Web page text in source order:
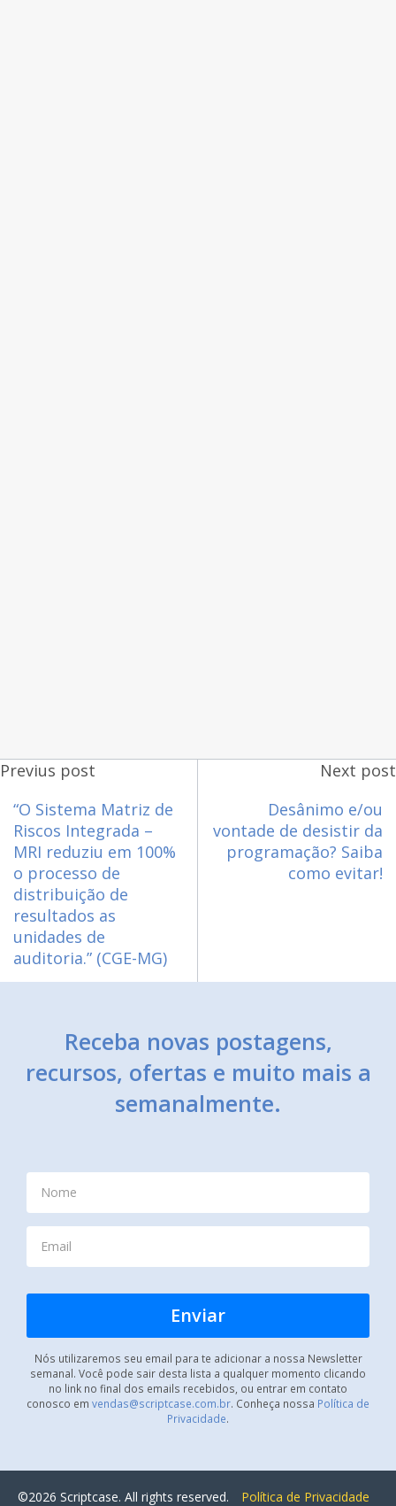
Previus post
“O Sistema Matriz de
Riscos Integrada –
MRI reduziu em 100%
o processo de
distribuição de
resultados as
unidades de
auditoria.” (CGE-MG)
Next post
Desânimo e/ou
vontade de desistir da
programação? Saiba
como evitar!
Receba novas postagens,
recursos, ofertas e muito mais a
semanalmente.
Nós utilizaremos seu email para te adicionar a nossa Newsletter
semanal. Você pode sair desta lista a qualquer momento clicando
no link no final dos emails recebidos, ou entrar em contato
conosco em vendas@scriptcase.com.br. Conheça nossa Política de
Privacidade.
©2026 Scriptcase. All rights reserved. Política de Privacidade